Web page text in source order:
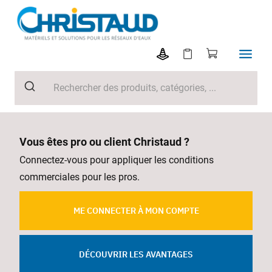
Vous êtes pro ou client Christaud ?
Connectez-vous pour appliquer les conditions
commerciales pour les pros.
ME CONNECTER À MON COMPTE
DÉCOUVRIR LES AVANTAGES